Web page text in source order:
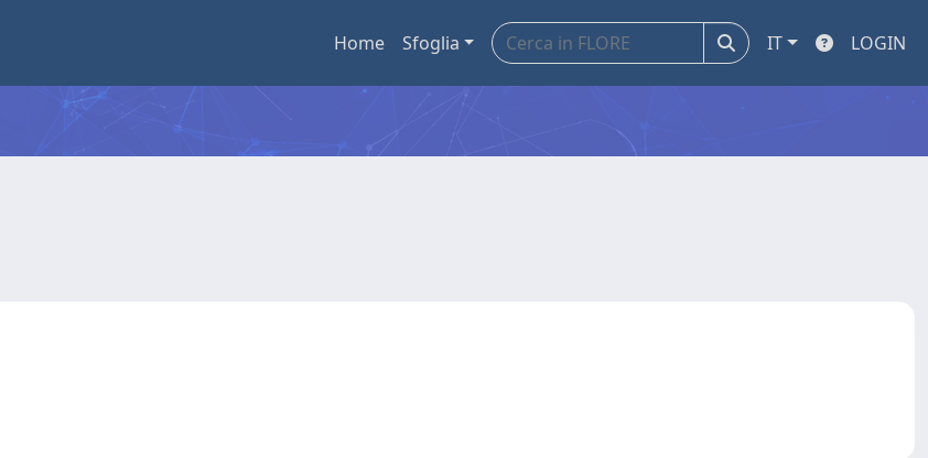
Home Sfoglia IT LOGIN